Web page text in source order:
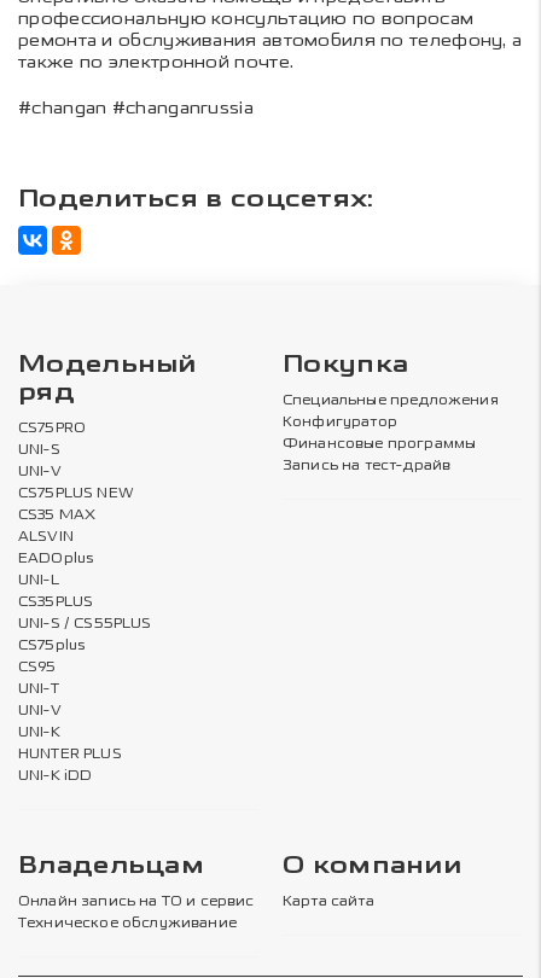
профессиональную консультацию по вопросам
ремонта и обслуживания автомобиля по телефону, а
также по электронной почте.
#changan #changanrussia
Поделиться в соцсетях:
Модельный
ряд
CS75PRO
UNI-S
UNI-V
CS75PLUS NEW
CS35 MAX
ALSVIN
EADOplus
UNI-L
CS35PLUS
UNI-S / CS55PLUS
CS75plus
CS95
UNI-T
UNI-V
UNI-K
HUNTER PLUS
UNI-K iDD
Покупка
Специальные предложения
Конфигуратор
Финансовые программы
Запись на тест-драйв
Владельцам
Онлайн запись на ТО и сервис
Техническое обслуживание
О компании
Карта сайта